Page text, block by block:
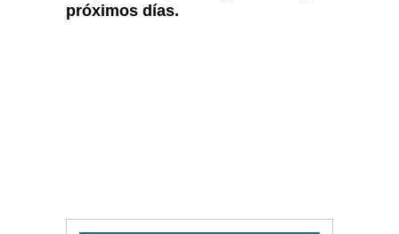
próximos días.